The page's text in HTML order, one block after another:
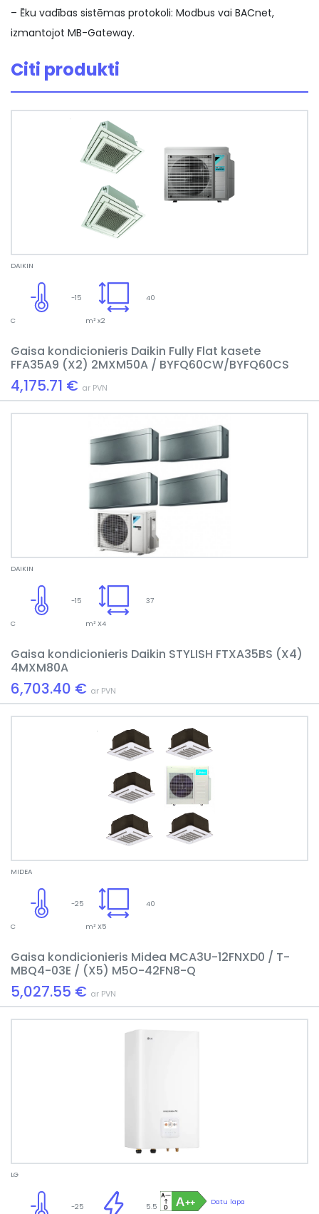
– Ēku vadības sistēmas protokoli: Modbus vai BACnet,
izmantojot MB-Gateway.
Citi produkti
DAIKIN
40
m² x2
-15
C
Gaisa kondicionieris Daikin Fully Flat kasete
FFA35A9 (X2) 2MXM50A / BYFQ60CW/BYFQ60CS
4,175.71 € ar PVN
DAIKIN
37
m² X4
-15
C
Gaisa kondicionieris Daikin STYLISH FTXA35BS (X4)
4MXM80A
6,703.40 € ar PVN
MIDEA
40
m² X5
-25
C
Gaisa kondicionieris Midea MCA3U-12FNXD0 / T-
MBQ4-03E / (X5) M5O-42FN8-Q
5,027.55 € ar PVN
LG
Datu lapa
5.5
-25